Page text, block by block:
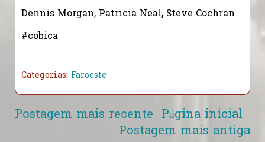
Dennis Morgan, Patricia Neal, Steve Cochran
#cobica
Categorias: Faroeste
Postagem mais recente
Postagem mais antiga
Página inicial